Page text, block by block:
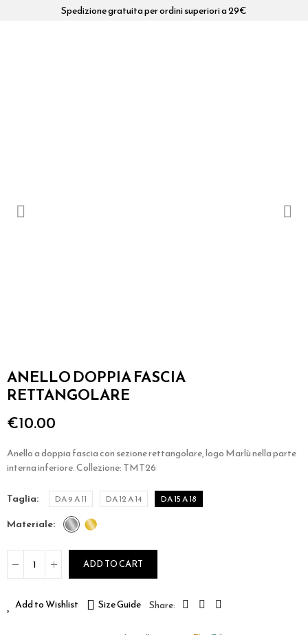
Spedizione gratuita per ordini superiori a 29€
ANELLO DOPPIA FASCIA
RETTANGOLARE
€10.00
Anello a doppia fascia con sezione rettangolare, logo Marlù nella parte
interna inferiore. Collezione: TMT26
taglia DA 9 A 11 DA 12 A 14 DA 15 A 18
materiale
ADD TO CART
Add to Wishlist Size Guide